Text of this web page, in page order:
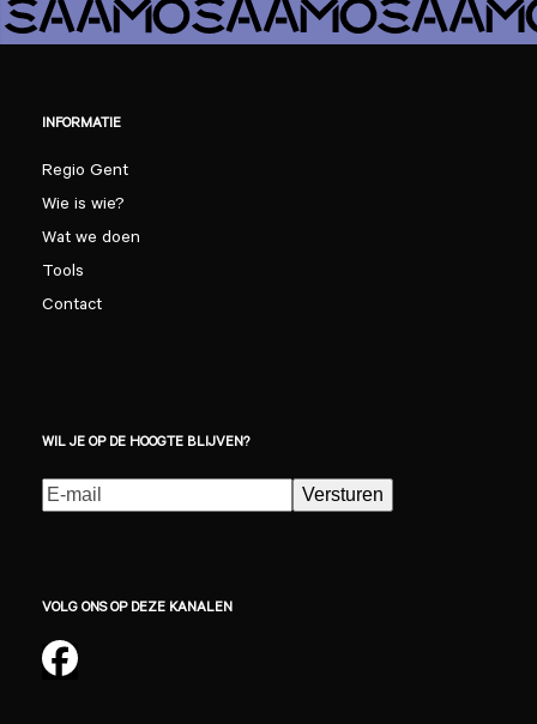
INFORMATIE
Regio Gent
Wie is wie?
Wat we doen
Tools
Contact
WIL JE OP DE HOOGTE BLIJVEN?
E-
mailadres(Vereist)
Versturen
VOLG ONS OP DEZE KANALEN
Facebook